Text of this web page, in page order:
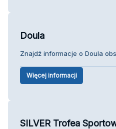
Doula
Znajdź informacje o Doula
Więcej informacji
SILVER Trofea